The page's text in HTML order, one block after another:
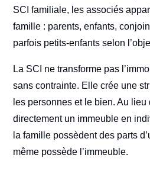
SCI familiale, les associés
famille : parents, enfants,
parfois petits-enfants selon
La SCI ne transforme pas
sans contrainte. Elle crée une
les personnes et le bien. Au lieu
directement un immeuble en
la famille possèdent des parts
même possède l’immeuble.